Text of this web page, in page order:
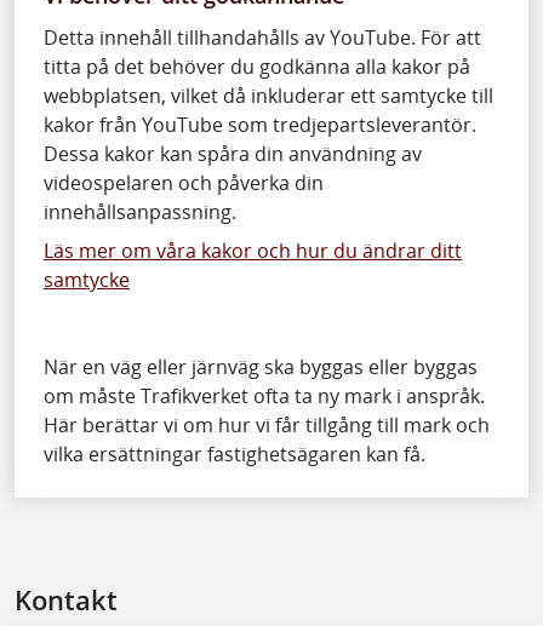
Detta innehåll tillhandahålls av YouTube. För att
titta på det behöver du godkänna alla kakor på
webbplatsen, vilket då inkluderar ett samtycke till
kakor från YouTube som tredjepartsleverantör.
Dessa kakor kan spåra din användning av
videospelaren och påverka din
innehållsanpassning.
Läs mer om våra kakor och hur du ändrar ditt
samtycke
När en väg eller järnväg ska byggas eller byggas
om måste Trafikverket ofta ta ny mark i anspråk.
Här berättar vi om hur vi får tillgång till mark och
vilka ersättningar fastighetsägaren kan få.
Kontakt